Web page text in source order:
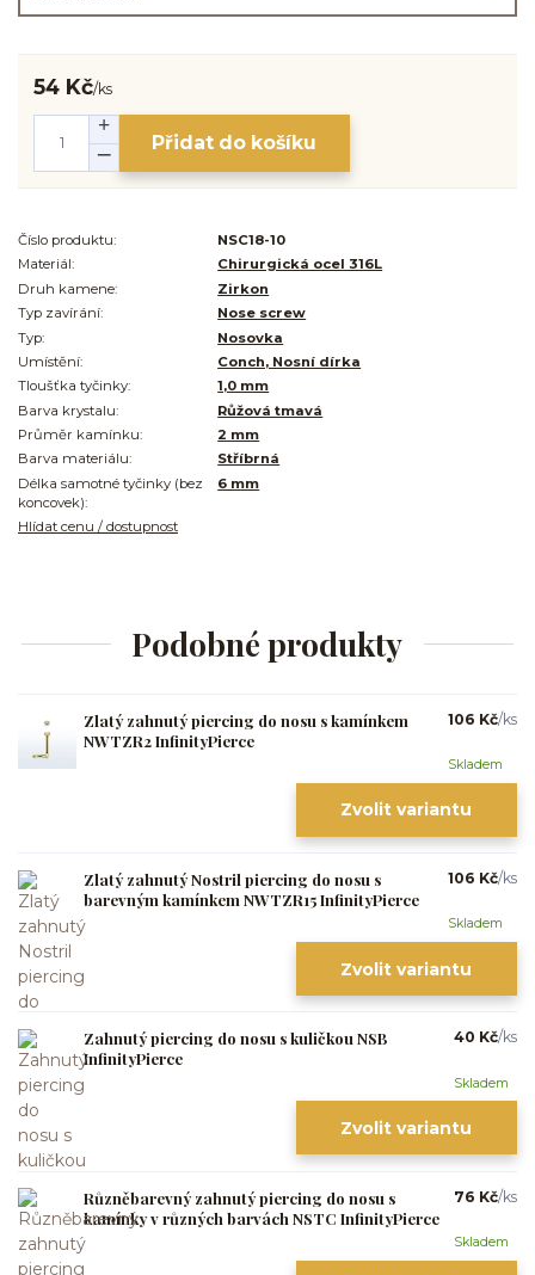
54 Kč/ks
Přidat do košíku
Číslo produktu:
NSC18-10
Materiál:
Chirurgická ocel 316L
Druh kamene:
Zirkon
Typ zavírání:
Nose screw
Typ:
Nosovka
Umístění:
Conch, Nosní dírka
Tloušťka tyčinky:
1,0 mm
Barva krystalu:
Růžová tmavá
Průměr kamínku:
2 mm
Barva materiálu:
Stříbrná
Délka samotné tyčinky (bez
koncovek):
6 mm
Hlídat cenu / dostupnost
Podobné produkty
Zlatý zahnutý piercing do nosu s kamínkem
NWTZR2 InfinityPierce
106 Kč/ks
Skladem
Zvolit variantu
Zlatý zahnutý Nostril piercing do nosu s
barevným kamínkem NWTZR15 InfinityPierce
106 Kč/ks
Skladem
Zvolit variantu
Zahnutý piercing do nosu s kuličkou NSB
InfinityPierce
40 Kč/ks
Skladem
Zvolit variantu
Různěbarevný zahnutý piercing do nosu s
kamínky v různých barvách NSTC InfinityPierce
76 Kč/ks
Skladem